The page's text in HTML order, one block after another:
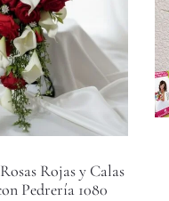
Rojas y Calas
Pedrería 1080